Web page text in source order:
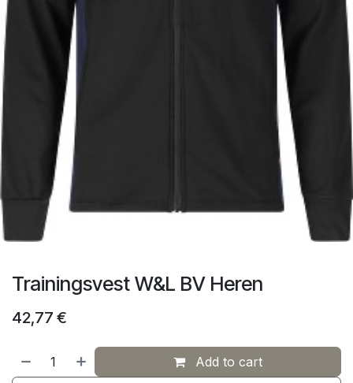
Trainingsvest W&L BV Heren
42,77 €
Add to cart